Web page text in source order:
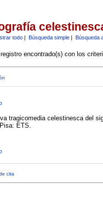
todo| Búsqueda simple| Búsqueda
encontrado(s) con los
tragicomedia celestinesca del
ETS.
cita